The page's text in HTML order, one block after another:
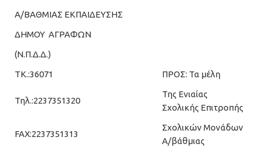
Α/ΒΑΘΜΙΑΣ ΕΚΠΑΙΔΕΥΣΗΣ
ΔΗΜΟΥ ΑΓΡΑΦΩΝ
(Ν.Π.Δ.Δ.)
ΤΚ.:36071
ΠΡΟΣ: Τα μέλη
Τηλ.:2237351320
Της Ενιαίας
Σχολικής Επιτροπής
FAX:2237351313
Σχολικών Μονάδων
Α/βάθμιας